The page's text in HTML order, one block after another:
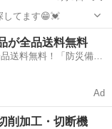
してます😁💓
他 相席
が全品送料無料
送料無料！「防災備蓄
Ad
削加工・切断機